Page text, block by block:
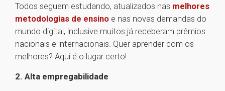
Todos seguem estudando, atualizados nas melhores
metodologias de ensino e nas novas demandas do
mundo digital, inclusive muitos já receberam prêmios
nacionais e internacionais. Quer aprender com os
melhores? Aqui é o lugar certo!
2. Alta empregabilidade